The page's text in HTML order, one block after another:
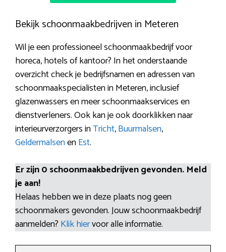
Bekijk schoonmaakbedrijven in Meteren
Wil je een professioneel schoonmaakbedrijf voor
horeca, hotels of kantoor? In het onderstaande
overzicht check je bedrijfsnamen en adressen van
schoonmaakspecialisten in Meteren, inclusief
glazenwassers en meer schoonmaakservices en
dienstverleners. Ook kan je ook doorklikken naar
interieurverzorgers inTricht,Buurmalsen,
GeldermalsenenEst.
Er zijn 0 schoonmaakbedrijven gevonden. Meld
je aan!
Helaas hebben we in deze plaats nog geen
schoonmakers gevonden. Jouw schoonmaakbedrijf
aanmelden? Klik hiervoor alle informatie.